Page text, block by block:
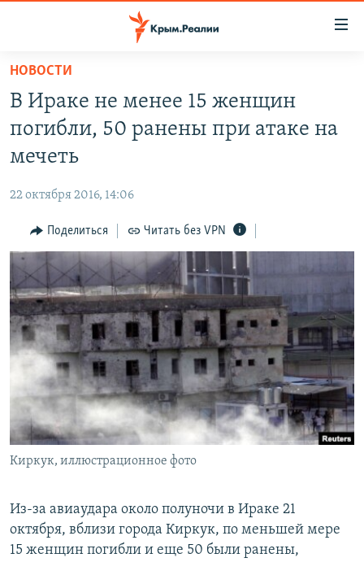
Вернуться
основному
содержанию
главной
навигации
Вернутся
поиску
СПЕЦПРОЕКТЫ
11 ЛЕТ ОККУПАЦИИ КРЫМА. 11 ИСТОРИЙ СОПРОТИВЛЕНИЯ
ЕЩЕ
ИНТЕРАКТИВ
ИНФОГРАФИКА
ТЕЛЕПРОЕКТ КРЫМ.РЕАЛИИ
СОВЕТЫ ПРАВОЗАЩИТНИКОВ
ПРОПАВШИЕ БЕЗ ВЕСТИ
ПОБЕДИТЕЛЕЙ НЕ СУДЯТ?
КРЫМ.НЕПОКОРЕННЫЙ
ELIFBE
УКРАИНСКАЯ ПРОБЛЕМА КРЫМА
РАДІО СВОБОДА
КАК ОБОЙТИ БЛОКИРОВКУ
Українською
Qırımtatar
ПРИСОЕДИНЯЙТЕСЬ!
НОВОСТИ
В Ираке не менее 15 женщин
погибли, 50 ранены при атаке на
мечеть
22 октября 2016, 14:06
Поделиться Читать без VPN
Киркук, иллюстрационное фото
Из-за авиаудара около полуночи в Ираке 21
октября, вблизи города Киркук, по меньшей мере
15 женщин погибли и еще 50 были ранены,